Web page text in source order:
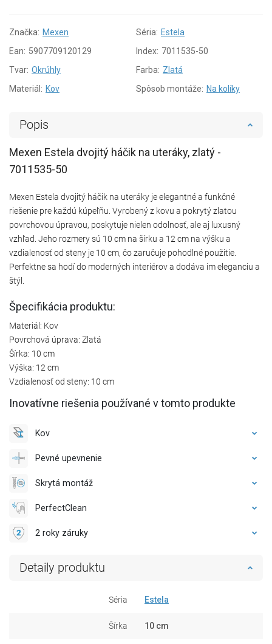
Značka: Mexen Séria: Estela
Ean: 5907709120129 Index: 7011535-50
Tvar: Okrúhly Farba: Zlatá
Materiál: Kov Spôsob montáže: Na kolíky
Popis
Mexen Estela dvojitý háčik na uteráky, zlatý -
7011535-50
Mexen Estela dvojitý háčik na uteráky je elegantné a funkčné
riešenie pre každú kúpeľňu. Vyrobený z kovu a pokrytý zlatou
povrchovou úpravou, poskytuje nielen odolnosť, ale aj luxusný
vzhľad. Jeho rozmery sú 10 cm na šírku a 12 cm na výšku a
vzdialenosť od steny je 10 cm, čo zaručuje pohodlné použitie.
Perfektne sa hodí do moderných interiérov a dodáva im eleganciu a
štýl.
Špecifikácia produktu:
Materiál: Kov
Povrchová úprava: Zlatá
Šírka: 10 cm
Výška: 12 cm
Vzdialenosť od steny: 10 cm
Inovatívne riešenia používané v tomto produkte
Kov
Pevné upevnenie
Skrytá montáž
PerfectClean
2 roky záruky
Detaily produktu
Séria Estela
Šírka 10 cm